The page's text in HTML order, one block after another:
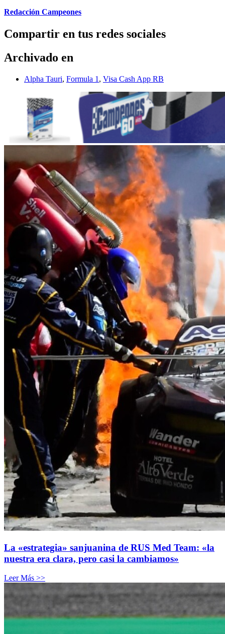
Redacción Campeones
Compartir en tus redes sociales
Archivado en
Alpha Tauri, Formula 1 , Visa Cash App RB
La «estrategia» sanjuanina de RUS Med Team: «la
nuestra era clara, pero casi la cambiamos»
Leer Más >>